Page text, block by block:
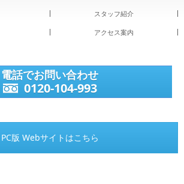
スタッフ紹介
アクセス案内
電話でお問い合わせ
0120-104-993
PC版 Webサイトはこちら